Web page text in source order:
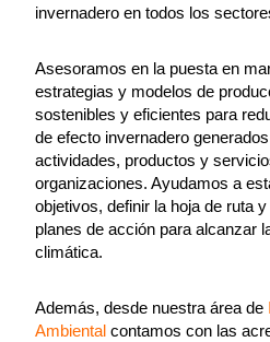
invernadero en todos los
Asesoramos en la puesta en
estrategias y modelos de
sostenibles y eficientes para
de efecto invernadero
actividades, productos y
organizaciones. Ayudamos a
objetivos, definir la hoja de ruta
planes de acción para alcanzar
climática.
Además, desde nuestra área de
Ambiental contamos con las